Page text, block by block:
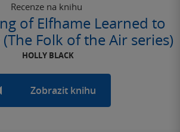
Recenze na knihu
of Elfhame Learned to
Folk of the Air series)
HOLLY BLACK
Zobrazit knihu